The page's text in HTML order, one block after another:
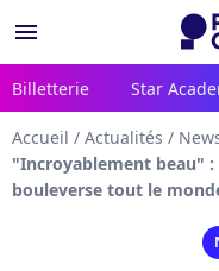
menu
Billetterie Star
Accueil / Actualités /
"Incroyablement beau"
bouleverse tout le